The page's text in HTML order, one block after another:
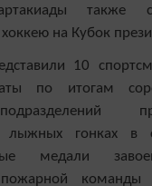
также
на Кубок
10
по итогам
лыжных гонках в
медали
пожарной